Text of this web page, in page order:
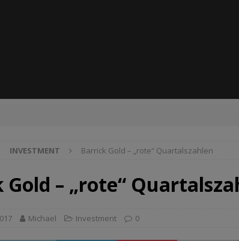
INVESTMENT Barrick Gold – „rote“ Quartalszahlen
Gold – „rote“
Michael Investment 0